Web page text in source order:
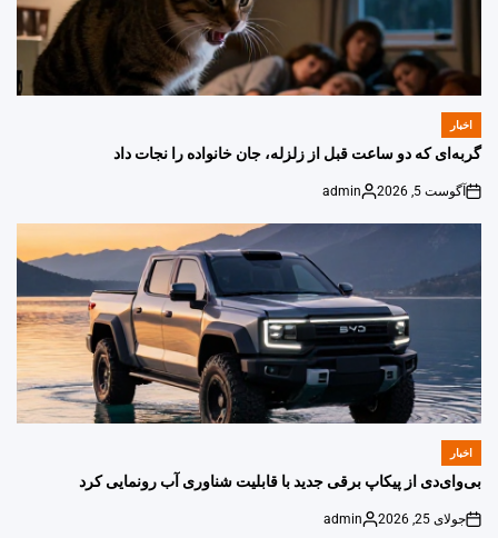
POSTED
IN
اخبار
گربه‌ای که دو ساعت قبل از زلزله، جان خانواده را نجات داد
on
آگوست 5, 2026
Posted
admin
POSTED
اخبار
بی‌وای‌دی از پیکاپ برقی جدید با قابلیت شناوری آب رونمایی کرد
on
جولای 25, 2026
Posted
admin